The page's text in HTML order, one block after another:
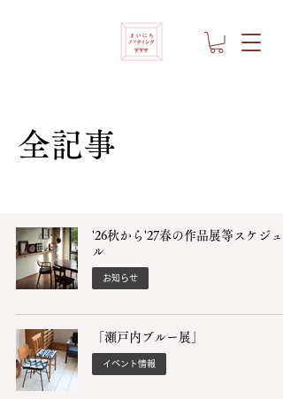
全記事
'26秋から'27春の作品展等スケジュ
ル
お知らせ
「瀬戸内ブルー展」
イベント情報